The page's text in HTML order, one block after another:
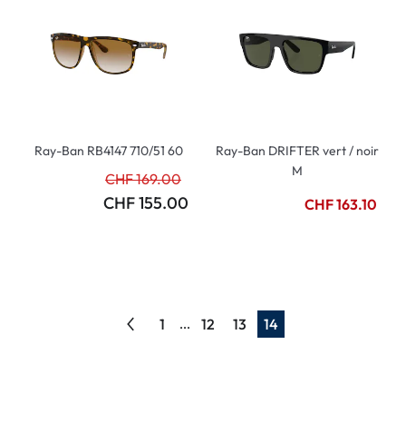
Ray-Ban RB4147 710/51 60
CHF 169.00
CHF 155.00
Ray-Ban DRIFTER vert / noir
M
CHF 163.10
1 ... 12 13 14